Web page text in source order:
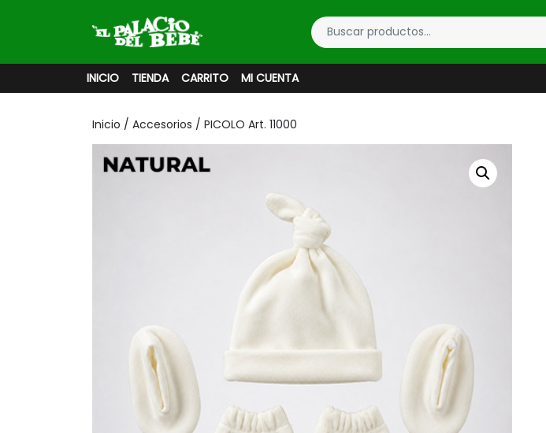
INICIO TIENDA CARRITO MI CUENTA
Inicio / Accesorios / PICOLO Art. 11000